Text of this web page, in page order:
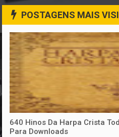
POSTAGENS MAIS
640 Hinos Da Harpa Crista
Para Downloads